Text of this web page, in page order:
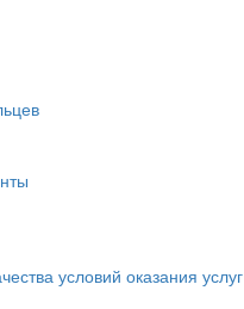
условий оказания услуг